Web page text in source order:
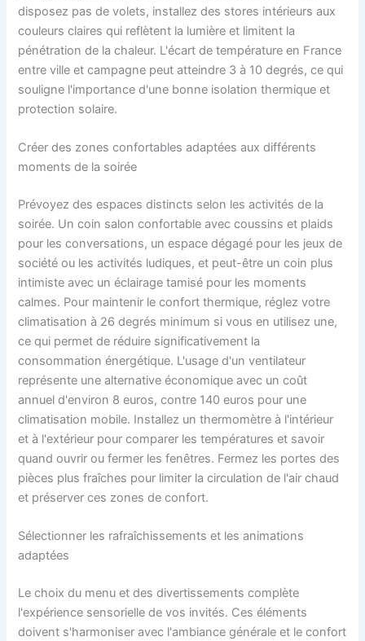
disposez pas de volets, installez des stores intérieurs aux
couleurs claires qui reflètent la lumière et limitent la
pénétration de la chaleur. L'écart de température en France
entre ville et campagne peut atteindre 3 à 10 degrés, ce qui
souligne l'importance d'une bonne isolation thermique et
protection solaire.
Créer des zones confortables adaptées aux différents
moments de la soirée
Prévoyez des espaces distincts selon les activités de la
soirée. Un coin salon confortable avec coussins et plaids
pour les conversations, un espace dégagé pour les jeux de
société ou les activités ludiques, et peut-être un coin plus
intimiste avec un éclairage tamisé pour les moments
calmes. Pour maintenir le confort thermique, réglez votre
climatisation à 26 degrés minimum si vous en utilisez une,
ce qui permet de réduire significativement la
consommation énergétique. L'usage d'un ventilateur
représente une alternative économique avec un coût
annuel d'environ 8 euros, contre 140 euros pour une
climatisation mobile. Installez un thermomètre à l'intérieur
et à l'extérieur pour comparer les températures et savoir
quand ouvrir ou fermer les fenêtres. Fermez les portes des
pièces plus fraîches pour limiter la circulation de l'air chaud
et préserver ces zones de confort.
Sélectionner les rafraîchissements et les animations
adaptées
Le choix du menu et des divertissements complète
l'expérience sensorielle de vos invités. Ces éléments
doivent s'harmoniser avec l'ambiance générale et le confort